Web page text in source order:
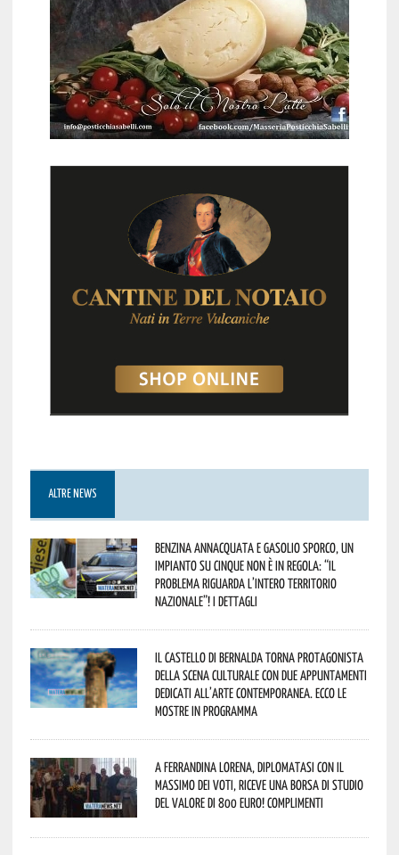
ALTRE NEWS
Benzina annacquata e gasolio sporco, un
impianto su cinque non è in regola: “il
problema riguarda l’intero territorio
Nazionale”! I dettagli
Il Castello di Bernalda torna protagonista
della scena culturale con due appuntamenti
dedicati all’arte contemporanea. Ecco le
mostre in programma
A Ferrandina Lorena, diplomatasi con il
massimo dei voti, riceve una borsa di studio
del valore di 800 euro! Complimenti